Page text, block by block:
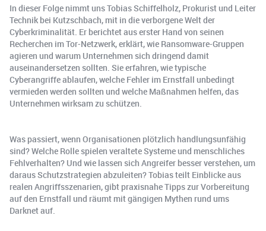
In dieser Folge nimmt uns Tobias Schiffelholz, Prokurist und Leiter
Technik bei Kutzschbach, mit in die verborgene Welt der
Cyberkriminalität. Er berichtet aus erster Hand von seinen
Recherchen im Tor-Netzwerk, erklärt, wie Ransomware-Gruppen
agieren und warum Unternehmen sich dringend damit
auseinandersetzen sollten. Sie erfahren, wie typische
Cyberangriffe ablaufen, welche Fehler im Ernstfall unbedingt
vermieden werden sollten und welche Maßnahmen helfen, das
Unternehmen wirksam zu schützen.
Was passiert, wenn Organisationen plötzlich handlungsunfähig
sind? Welche Rolle spielen veraltete Systeme und menschliches
Fehlverhalten? Und wie lassen sich Angreifer besser verstehen, um
daraus Schutzstrategien abzuleiten? Tobias teilt Einblicke aus
realen Angriffsszenarien, gibt praxisnahe Tipps zur Vorbereitung
auf den Ernstfall und räumt mit gängigen Mythen rund ums
Darknet auf.